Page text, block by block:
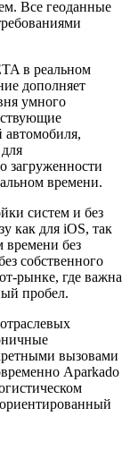
Все геоданные
в реальном
дополняет
умного
загруженности
времени.
систем и без
как для iOS, так
без
собственного
рынке, где важна
пробел.
вызовами
Aparkado